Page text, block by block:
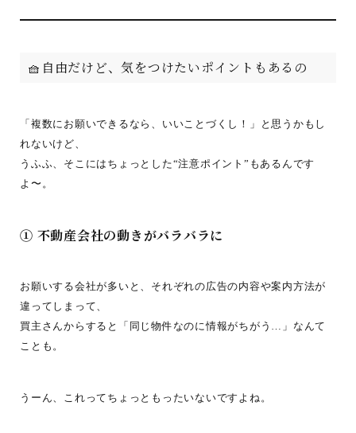
🧺自由だけど、気をつけたいポイントもあるの
「複数にお願いできるなら、いいことづくし！」と思うかもし
れないけど、
うふふ、そこにはちょっとした“注意ポイント”もあるんです
よ〜。
① 不動産会社の動きがバラバラに
お願いする会社が多いと、それぞれの広告の内容や案内方法が
違ってしまって、
買主さんからすると「同じ物件なのに情報がちがう…」なんて
ことも。
うーん、これってちょっともったいないですよね。